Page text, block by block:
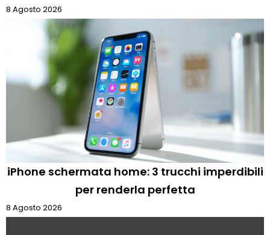
8 Agosto 2026
iPhone schermata home: 3 trucchi imperdibili
per renderla perfetta
8 Agosto 2026